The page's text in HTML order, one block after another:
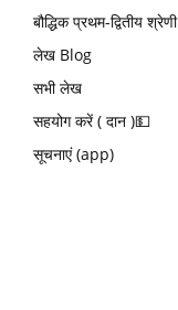
बौद्धिक प्रथम-द्वितीय श्रेणी
लेख Blog
सभी लेख
सहयोग करें ( दान )💵
सूचनाएं (app)